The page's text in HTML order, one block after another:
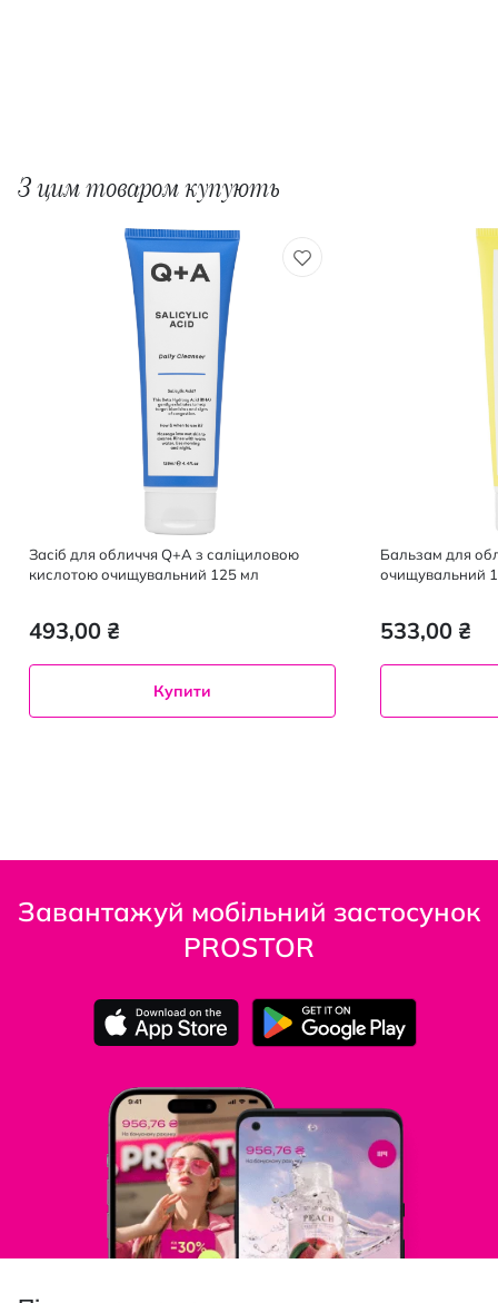
З цим товаром купують
Засіб для обличчя Q+A з саліциловою
кислотою очищувальний 125 мл
493,00 ₴
Купити
Бальзам для
очищувальний
533,00 ₴
Завантажуй мобільний застосунок
PROSTOR